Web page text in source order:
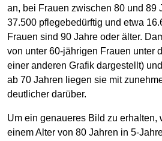
an, bei Frauen zwischen 80 und 89
37.500 pflegebedürftig und etwa
Frauen sind 90 Jahre oder älter.
von unter 60-jährigen Frauen unter
einer anderen Grafik dargestellt)
ab 70 Jahren liegen sie mit
deutlicher darüber.
Um ein genaueres Bild zu erhalten,
einem Alter von 80 Jahren in 5-